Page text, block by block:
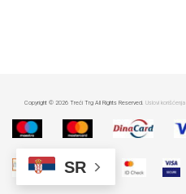
Copyright © 2026 Treći Trg All Rights Reserved. Uslovi korišćenja
SR